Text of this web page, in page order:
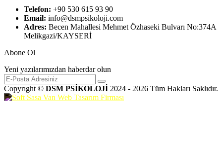
Telefon: +90 530 615 93 90
Email: info@dsmpsikoloji.com
Adres: Becen Mahallesi Mehmet Özhaseki Bulvarı No:374A
Melikgazi/KAYSERİ
Abone Ol
Yeni yazılarımızdan haberdar olun
Copyrıght © DSM PSİKOLOJİ 2024 - 2026 Tüm Hakları Saklıdır.